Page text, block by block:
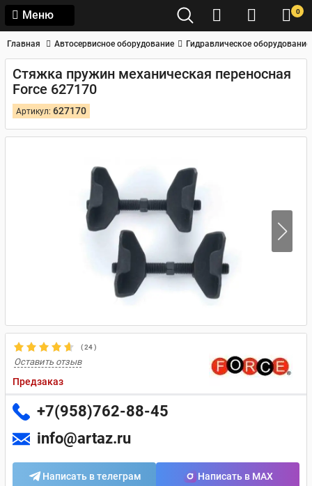
Меню 0
Главная Автосервисное оборудование Гидравлическое оборудование
Стяжка пружин механическая переносная
Force 627170
Артикул: 627170
(24)
Оставить отзыв
Предзаказ
+7(958)762-88-45
info@artaz.ru
Написать в телеграм Написать в MAX